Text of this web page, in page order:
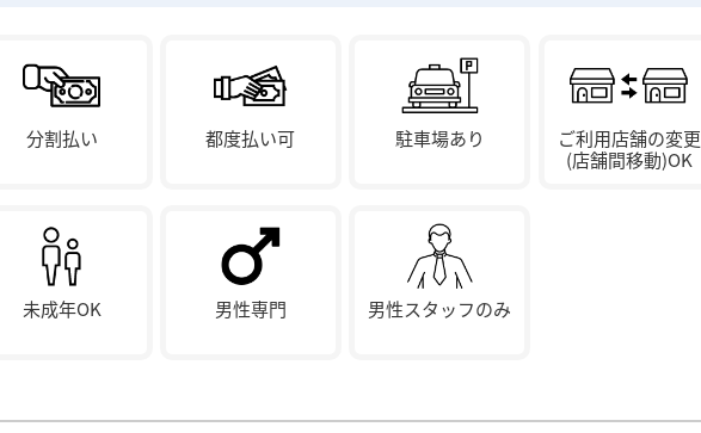
分割払い 都度払い可 駐車場あり
ご利用店舗の変更
(店舗間移動)OK
未成年OK 男性専門 男性スタッフのみ